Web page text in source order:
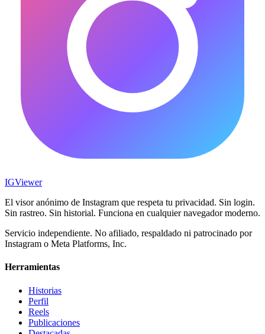
IGViewer
El visor anónimo de Instagram que respeta tu privacidad. Sin login.
Sin rastreo. Sin historial. Funciona en cualquier navegador moderno.
Servicio independiente. No afiliado, respaldado ni patrocinado por
Instagram o Meta Platforms, Inc.
Herramientas
Historias
Perfil
Reels
Publicaciones